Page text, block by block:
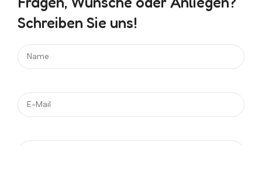
Schreiben Sie uns!